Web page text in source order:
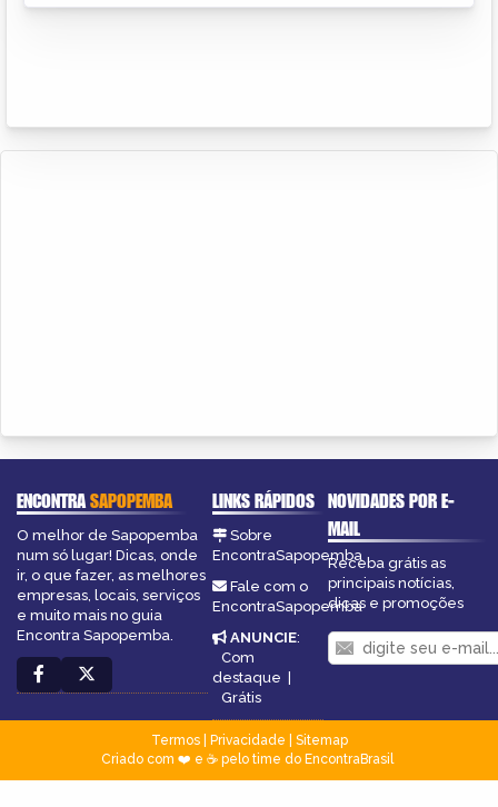
ENCONTRASAPOPEMBA
O melhor de Sapopemba
num só lugar! Dicas, onde
ir, o que fazer, as melhores
empresas, locais, serviços
e muito mais no guia
Encontra Sapopemba.
LINKS RÁPIDOS
Sobre
EncontraSapopemba
Fale com o
EncontraSapopemba
ANUNCIE:
Com
destaque |
Grátis
NOVIDADES POR E-
MAIL
Receba grátis as
principais notícias,
dicas e promoções
Termos| Privacidade
Sitemap
Criado com ❤️ e ☕ pelo time do EncontraBrasil